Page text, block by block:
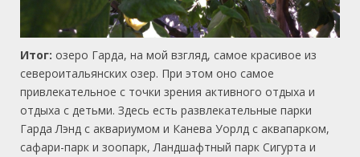
Итог: озеро Гарда, на мой взгляд, самое красивое из
североитальянских озер. При этом оно самое
привлекательное с точки зрения активного отдыха и
отдыха с детьми. Здесь есть развлекательные парки
Гарда Лэнд с аквариумом и Канева Уорлд с аквапарком,
сафари-парк и зоопарк, Ландшафтный парк Сигурта и